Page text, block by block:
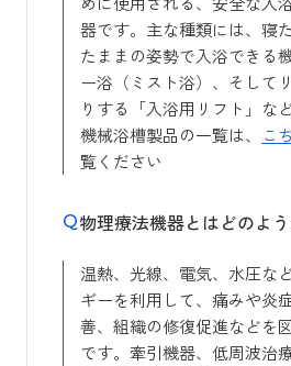
器です。主な種類には、寝
たままの姿勢で入浴できる
ー浴（ミスト浴）、そして
りする「入浴用リフト」な
機械浴槽製品の一覧は、
こ
覧ください
物理療法機器とはどのよ
温熱、光線、電気、水圧な
ギーを利用して、痛みや炎
善、組織の修復促進などを
です。牽引機器、低周波治